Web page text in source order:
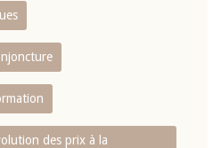
des prix à la